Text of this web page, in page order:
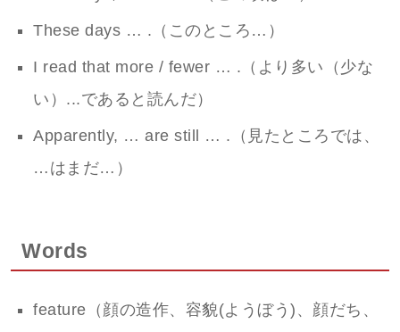
These days … .（このところ…）
I read that more / fewer … .（より多い（少な
い）...であると読んだ）
Apparently, … are still … .（見たところでは、
…はまだ…）
Words
feature（顔の造作、容貌(ようぼう)、顔だち、